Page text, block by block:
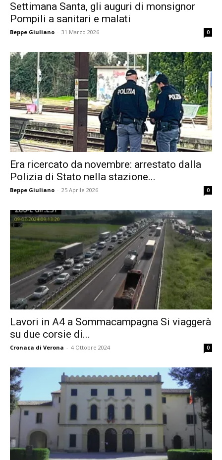
Settimana Santa, gli auguri di monsignor
Pompili a sanitari e malati
Beppe Giuliano - 31 Marzo 2026 0
Era ricercato da novembre: arrestato dalla
Polizia di Stato nella stazione...
Beppe Giuliano - 25 Aprile 2026 0
Lavori in A4 a Sommacampagna Si viaggerà
su due corsie di...
Cronaca di Verona - 4 Ottobre 2024 0